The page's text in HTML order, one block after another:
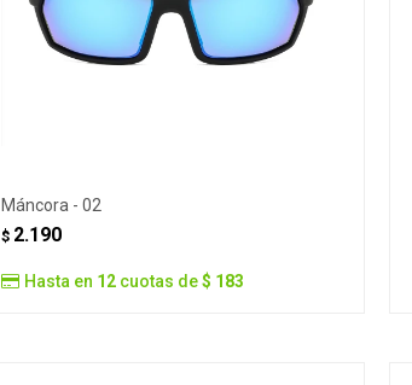
Máncora - 02
$ 2.190
Hasta en 12cuotas de$ 183